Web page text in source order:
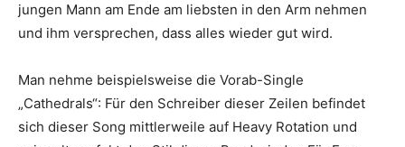
jungen Mann am Ende am liebsten in den Arm nehmen
und ihm versprechen, dass alles wieder gut wird.
Man nehme beispielsweise die Vorab-Single
„Cathedrals“: Für den Schreiber dieser Zeilen befindet
sich dieser Song mittlerweile auf Heavy Rotation und